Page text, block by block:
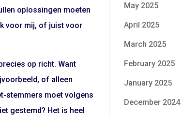
oplossingen moeten
voor mij, of juist voor
op richt. Want
of alleen
stemmers moet volgens
gestemd? Het is heel
May 2025
April 2025
March 2025
February 2025
January 2025
December 2024